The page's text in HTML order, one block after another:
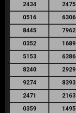
2434
2475
0516
6306
8445
7962
0352
1689
5153
6386
8240
2929
9274
8393
2471
2163
0359
1495